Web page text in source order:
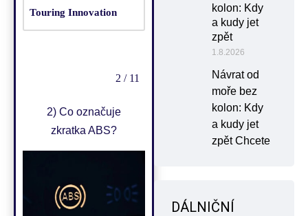
Touring Innovation
2 / 11
2) Co označuje
zkratka ABS?
kolon: Kdy
a kudy jet
zpět
1.8.2026
Návrat od
moře bez
kolon: Kdy
a kudy jet
zpět Chcete
DÁLNIČNÍ